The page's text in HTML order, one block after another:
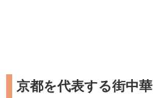
京都を代表する街中華